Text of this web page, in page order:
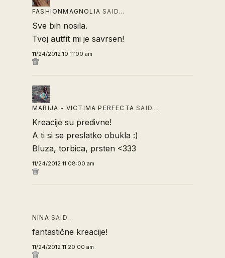
FASHIONMAGNOLIA SAID…
Sve bih nosila.
Tvoj autfit mi je savrsen!
11/24/2012 10:11:00 am
MARIJA - VICTIMA PERFECTA SAID…
Kreacije su predivne!
A ti si se preslatko obukla :)
Bluza, torbica, prsten <333
11/24/2012 11:08:00 am
NINA SAID…
fantastične kreacije!
11/24/2012 11:20:00 am